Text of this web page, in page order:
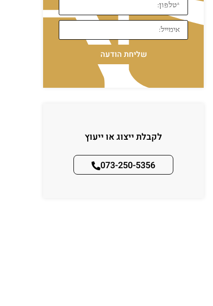
שליחת הודעה
לקבלת ייצוג או ייעוץ
073-250-5356